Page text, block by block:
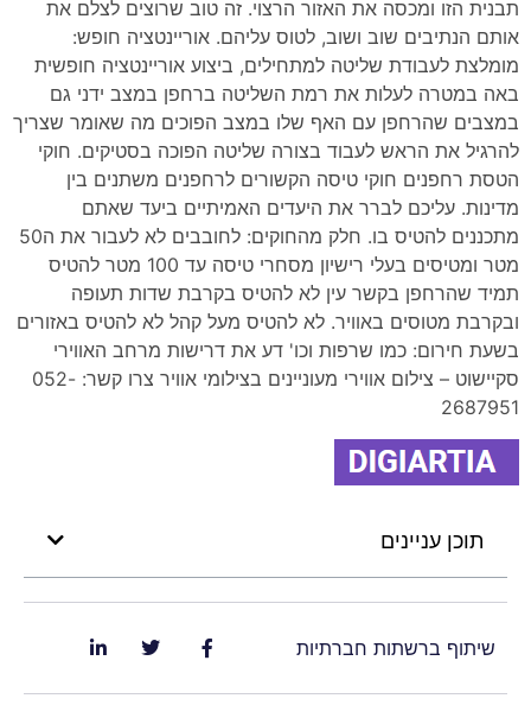
תבנית הזו ומכסה את האזור הרצוי. זה טוב שרוצים לצלם את
אותם הנתיבים שוב ושוב, לטוס עליהם. אוריינטציה חופש:
מומלצת לעבודת שליטה למתחילים, ביצוע אוריינטציה חופשית
באה במטרה לעלות את רמת השליטה ברחפן במצב ידני גם
במצבים שהרחפן עם האף שלו במצב הפוכים מה שאומר שצריך
להרגיל את הראש לעבוד בצורה שליטה הפוכה בסטיקים. חוקי
הטסת רחפנים חוקי טיסה הקשורים לרחפנים משתנים בין
מדינות. עליכם לברר את היעדים האמיתיים ביעד שאתם
מתכננים להטיס בו. חלק מהחוקים: לחובבים לא לעבור את ה50
מטר ומטיסים בעלי רישיון מסחרי טיסה עד 100 מטר להטיס
תמיד שהרחפן בקשר עין לא להטיס בקרבת שדות תעופה
ובקרבת מטוסים באוויר. לא להטיס מעל קהל לא להטיס באזורים
בשעת חירום: כמו שרפות וכו' דע את דרישות מרחב האווירי
סקיישוט – צילום אווירי מעוניינים בצילומי אוויר צרו קשר: 052-
2687951
תוכן עניינים
שיתוף ברשתות חברתיות